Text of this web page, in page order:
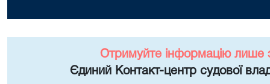
Отримуйте інформацію лише
Єдиний Контакт-центр судової